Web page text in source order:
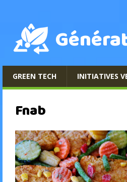
GREEN TECH INITIATIVES
Fnab